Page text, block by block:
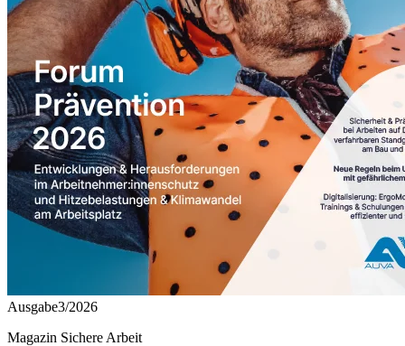
Ausgabe3/2026
Magazin Sichere Arbeit